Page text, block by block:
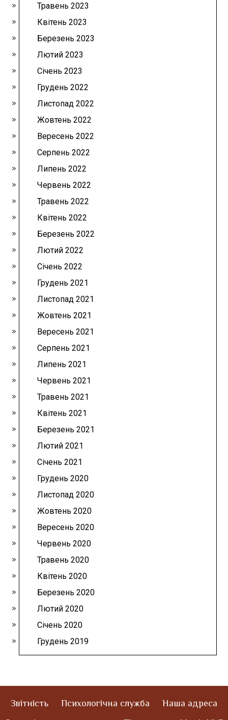
Травень 2023
Квітень 2023
Березень 2023
Лютий 2023
Січень 2023
Грудень 2022
Листопад 2022
Жовтень 2022
Вересень 2022
Серпень 2022
Липень 2022
Червень 2022
Травень 2022
Квітень 2022
Березень 2022
Лютий 2022
Січень 2022
Грудень 2021
Листопад 2021
Жовтень 2021
Вересень 2021
Серпень 2021
Липень 2021
Червень 2021
Травень 2021
Квітень 2021
Березень 2021
Лютий 2021
Січень 2021
Грудень 2020
Листопад 2020
Жовтень 2020
Вересень 2020
Червень 2020
Травень 2020
Квітень 2020
Березень 2020
Лютий 2020
Січень 2020
Грудень 2019
Звітність Психологічна служба
Наша адреса